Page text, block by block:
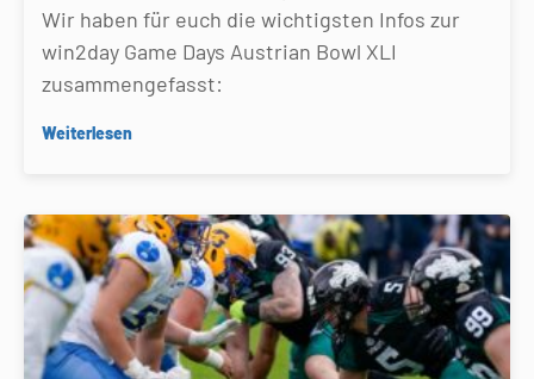
Wir haben für euch die wichtigsten Infos zur
win2day Game Days Austrian Bowl XLI
zusammengefasst:
Weiterlesen